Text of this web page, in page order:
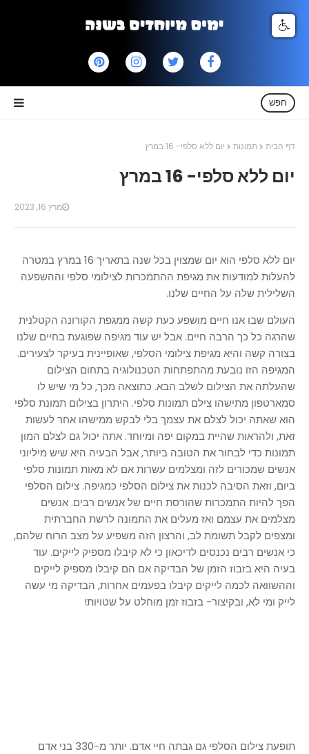
חפש
דף הבית תמונות יום ללא סלפי- 16 במרץ
יום ללא סלפי- 16 במרץ
מרץ 16, 2023
יום ללא סלפי הוא יום שמצוין בכל שנה בתאריך 16 במרץ במטרה
להעלות למודעות את מגיפת ההתמכרות לצילומי סלפי וההשפעה
השלילית שלה על החיים שלנו.
העולם שבו אנו חיים מושפע כעת קשה ממגפת הקורונה הקטלנית
שהרגה כל כך הרבה חיים. אבל יש עוד מגיפה שפוגעת בחיים שלנו
בצורה קשה והיא מגיפת צילומי הסלפי, שאופיינית בעיקר לצעירים.
המגיפה הזו נובעת מהתפתחות הטכנולוגיה בתחום הצילום
שהעלתה את הצילום לשלב הבא. כתוצאה מכך, כל מי שיש לו
סמארטפון מתישהו צילם תמונות סלפי. היתרון בצילום תמונת סלפי
הוא שאתה יכול לצלם את עצמך בלי לבקש ממישהו אחר לעשות
זאת, ולהראות שהיית במקום יפה ומיוחד. אתה יכול גם לצלם המון
תמונות כדי לבחור את הטובה ביותר, אבל הבעיה היא שיש מיליוני
אנשים שמכורים לזה ומצלמים עשרות אם לא מאות תמונות סלפי
ביום, וזאת הסיבה לכנות את צילום הסלפי כמגיפה. צילום הסלפי
הפך להיות התמכרות שהורסת חיים של אנשים רבים. אנשים
מצלמים את עצמם ואז מעלים את התמונה לרשת החברתית
ומצפים לקבל תשומת לב, והרצון הזה משפיע על מצב הרוח שלהם,
כי אנשים רבים נכנסים לדיכאון כי לא קיבלו מספיק לייקים. עוד
בעיה היא בזבוז הזמן של הבדיקה אם הם קיבלו מספיק לייקים
וההשוואה לכמה לייקים קיבלו בפעמים אחרות, הבדיקה מי עשה
לייק ומי לא, ובקיצור- בזבוז זמן מוחלט על שטויות!
תופעת צילום הסלפי גם גבתה חיי אדם. יותר מ-330 בני אדם